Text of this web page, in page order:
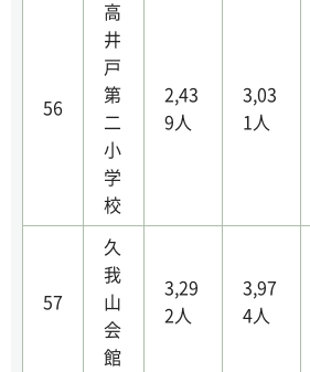
56
高
井
戸
第
二
小
学
校
2,43
9人
3,03
1人
57
久
我
山
会
館
3,29
2人
3,97
4人